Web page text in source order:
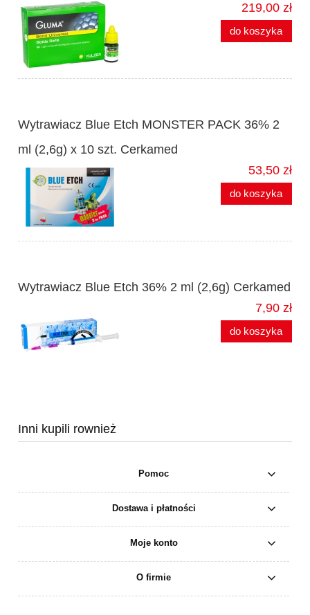
219,00 zł
do koszyka
Wytrawiacz Blue Etch MONSTER PACK 36% 2
ml (2,6g) x 10 szt. Cerkamed
53,50 zł
do koszyka
Wytrawiacz Blue Etch 36% 2 ml (2,6g) Cerkamed
7,90 zł
do koszyka
Inni kupili rownież
Pomoc
Dostawa i płatności
Moje konto
O firmie